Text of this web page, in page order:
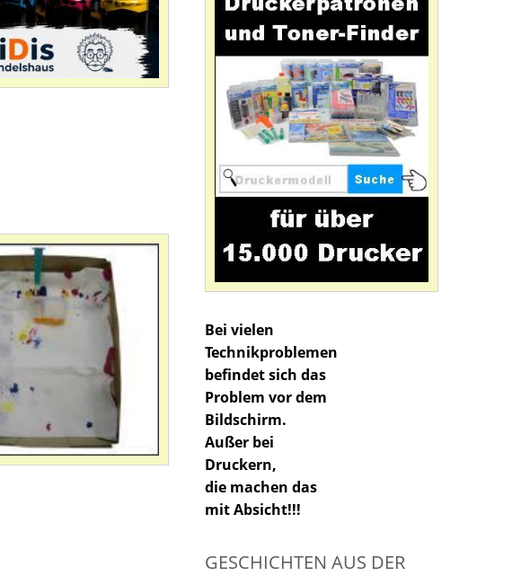
Bei vielen
Technikproblemen
befindet sich das
Problem vor dem
Bildschirm.
Außer bei
Druckern,
die machen das
mit Absicht!!!
GESCHICHTEN AUS DER